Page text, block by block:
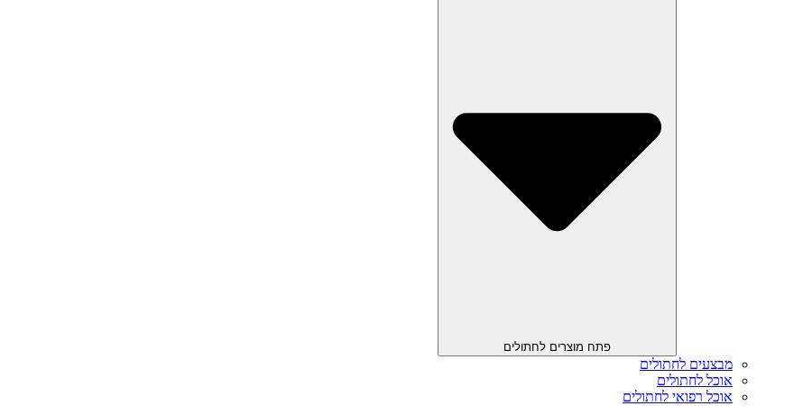
פתח מוצרים לחתולים
מבצעים לחתולים
אוכל לחתולים
אוכל רפואי לחתולים